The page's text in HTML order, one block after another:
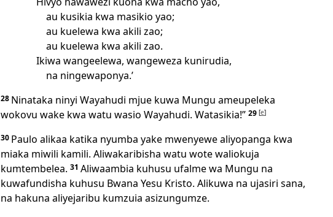
au kusikia kwa masikio yao;
au kuelewa kwa akili zao;
au kuelewa kwa akili zao.
Ikiwa wangeelewa, wangeweza kunirudia,
na ningewaponya.’
28 Ninataka ninyi Wayahudi mjue kuwa Mungu ameupeleka
wokovu wake kwa watu wasio Wayahudi. Watasikia!” 29 [e]
30 Paulo alikaa katika nyumba yake mwenyewe aliyopanga kwa
miaka miwili kamili. Aliwakaribisha watu wote waliokuja
kumtembelea. 31 Aliwaambia kuhusu ufalme wa Mungu na
kuwafundisha kuhusu Bwana Yesu Kristo. Alikuwa na ujasiri sana,
na hakuna aliyejaribu kumzuia asizungumze.